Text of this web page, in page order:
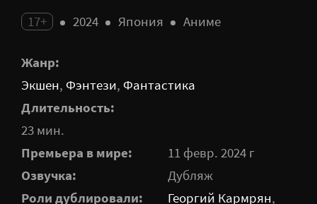
17+
2024 Япония Аниме
Жанр:
Экшен, Фэнтези, Фантастика
Длительность:
23 мин.
Премьера в мире:
11 февр. 2024 г
Озвучка:
Дубляж
Роли дублировали:
Георгий Кармрян,